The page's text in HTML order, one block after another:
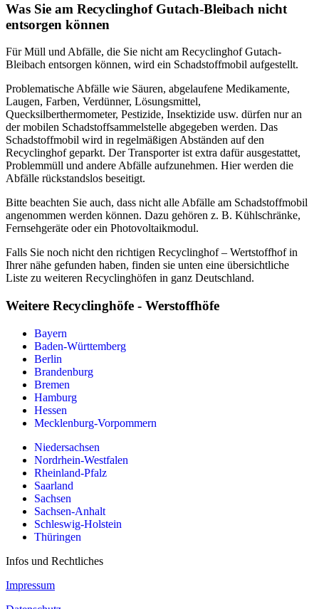
Was Sie am Recyclinghof Gutach-Bleibach nicht
entsorgen können
Für Müll und Abfälle, die Sie nicht am Recyclinghof Gutach-
Bleibach entsorgen können, wird ein Schadstoffmobil aufgestellt.
Problematische Abfälle wie Säuren, abgelaufene Medikamente,
Laugen, Farben, Verdünner, Lösungsmittel,
Quecksilberthermometer, Pestizide, Insektizide usw. dürfen nur an
der mobilen Schadstoffsammelstelle abgegeben werden. Das
Schadstoffmobil wird in regelmäßigen Abständen auf den
Recyclinghof geparkt. Der Transporter ist extra dafür ausgestattet,
Problemmüll und andere Abfälle aufzunehmen. Hier werden die
Abfälle rückstandslos beseitigt.
Bitte beachten Sie auch, dass nicht alle Abfälle am Schadstoffmobil
angenommen werden können. Dazu gehören z. B. Kühlschränke,
Fernsehgeräte oder ein Photovoltaikmodul.
Falls Sie noch nicht den richtigen Recyclinghof – Wertstoffhof in
Ihrer nähe gefunden haben, finden sie unten eine übersichtliche
Liste zu weiteren Recyclinghöfen in ganz Deutschland.
Weitere Recyclinghöfe - Werstoffhöfe
Bayern
Baden-Württemberg
Berlin
Brandenburg
Bremen
Hamburg
Hessen
Mecklenburg-Vorpommern
Niedersachsen
Nordrhein-Westfalen
Rheinland-Pfalz
Saarland
Sachsen
Sachsen-Anhalt
Schleswig-Holstein
Thüringen
Infos und Rechtliches
Impressum